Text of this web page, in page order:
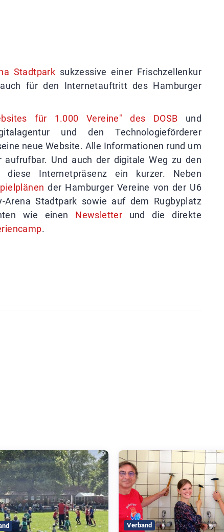
Stadtpark sukzessive einer Frischzellenkur
für den Internetauftritt des Hamburger
für 1.000 Vereine" des DOSB und
und den Technologieförderer
neue Website. Alle Informationen rund um
Und auch der digitale Weg zu den
diese Internetpräsenz ein kurzer. Neben
der Hamburger Vereine von der U6
Stadtpark sowie auf dem Rugbyplatz
wie einen Newsletter und die direkte
.
Verband